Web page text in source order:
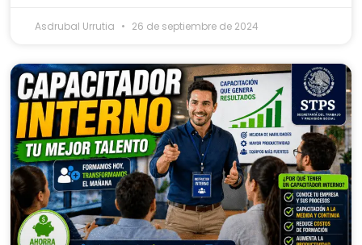
Asdrubal Urrutia 26 de septiembre de 2024